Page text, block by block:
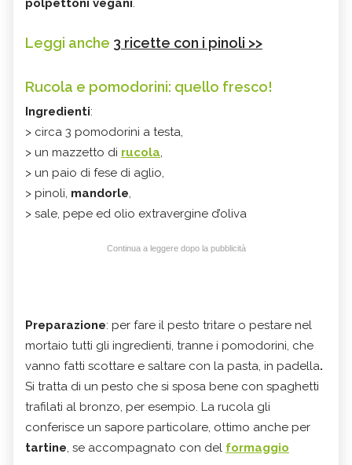
Leggi anche 3 ricette con i pinoli >>
Rucola e pomodorini: quello fresco!
Ingredienti:
> circa 3 pomodorini a testa,
> un mazzetto di rucola
> un paio di fese di aglio,
> pinoli, mandorle
> sale, pepe ed olio extravergine d’oliva
Continua a leggere dopo la pubblicità
Preparazione: per fare il pesto tritare o pestare nel
mortaio tutti gli ingredienti, tranne i pomodorini, che
vanno fatti scottare e saltare con la pasta, in padella.
Si tratta di un pesto che si sposa bene con spaghetti
trafilati al bronzo, per esempio. La rucola gli
conferisce un sapore particolare, ottimo anche per
tartine , se accompagnato con del formaggio